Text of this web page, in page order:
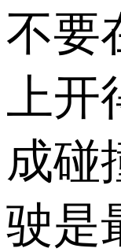
不要
上开
成碰
驶是